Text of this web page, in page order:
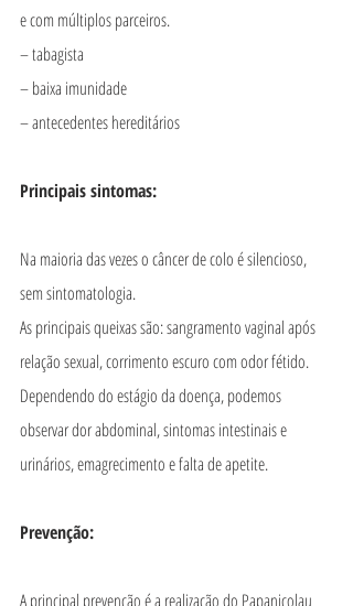
e com múltiplos parceiros.
– tabagista
– baixa imunidade
– antecedentes hereditários
Principais sintomas:
Na maioria das vezes o câncer de colo é silencioso,
sem sintomatologia.
As principais queixas são: sangramento vaginal após
relação sexual, corrimento escuro com odor fétido.
Dependendo do estágio da doença, podemos
observar dor abdominal, sintomas intestinais e
urinários, emagrecimento e falta de apetite.
Prevenção:
A principal prevenção é a realização do Papanicolau